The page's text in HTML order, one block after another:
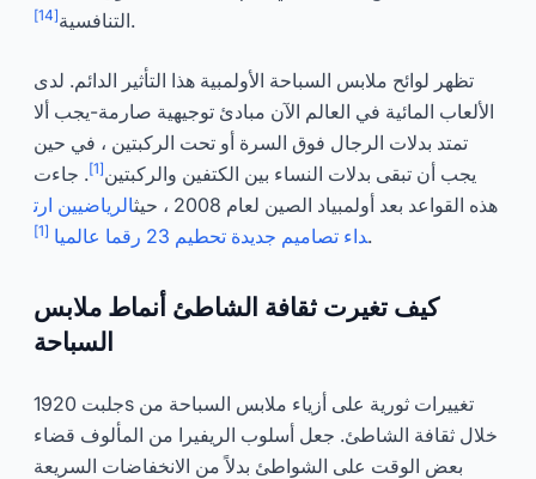
التنافسية[14] .
تظهر لوائح ملابس السباحة الأولمبية هذا التأثير الدائم. لدى
الألعاب المائية في العالم الآن مبادئ توجيهية صارمة-يجب ألا
تمتد بدلات الرجال فوق السرة أو تحت الركبتين ، في حين
يجب أن تبقى بدلات النساء بين الكتفين والركبتين[1] . جاءت
هذه القواعد بعد أولمبياد الصين لعام 2008 ، حيث
الرياضيين ارت
داء تصاميم جديدة تحطيم 23 رقما عالميا
[1] .
كيف تغيرت ثقافة الشاطئ أنماط ملابس
السباحة
جلبت 1920s تغييرات ثورية على أزياء ملابس السباحة من
خلال ثقافة الشاطئ. جعل أسلوب الريفيرا من المألوف قضاء
بعض الوقت على الشواطئ بدلاً من الانخفاضات السريعة